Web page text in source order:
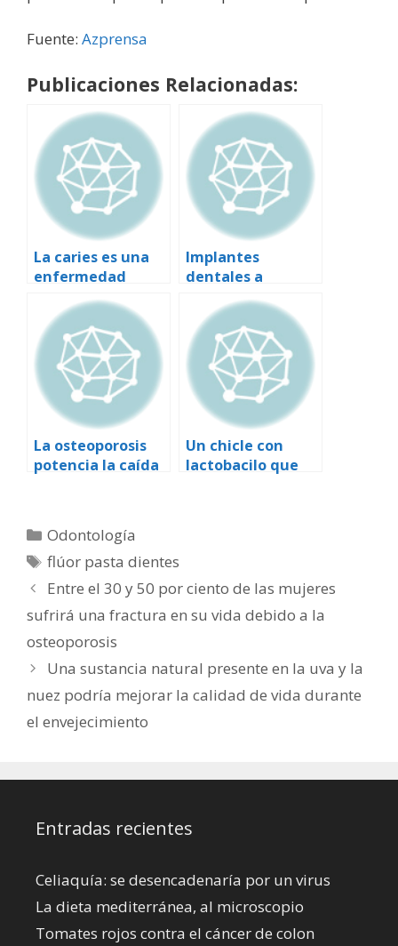
Fuente: Azprensa
Publicaciones Relacionadas:
La caries es una
enfermedad
infecciosa que se
transmite y
contagia de
madres a hijos
Implantes
dentales a
distancia a través
de Internet
La osteoporosis
potencia la caída
Un chicle con
lactobacilo que
Categorías
Odontología
Etiquetas
flúor pasta dientes
Entre el 30 y 50 por ciento de las mujeres
sufrirá una fractura en su vida debido a la
osteoporosis
Una sustancia natural presente en la uva y la
nuez podría mejorar la calidad de vida durante
el envejecimiento
Entradas recientes
Celiaquía: se desencadenaría por un virus
La dieta mediterránea, al microscopio
Tomates rojos contra el cáncer de colon